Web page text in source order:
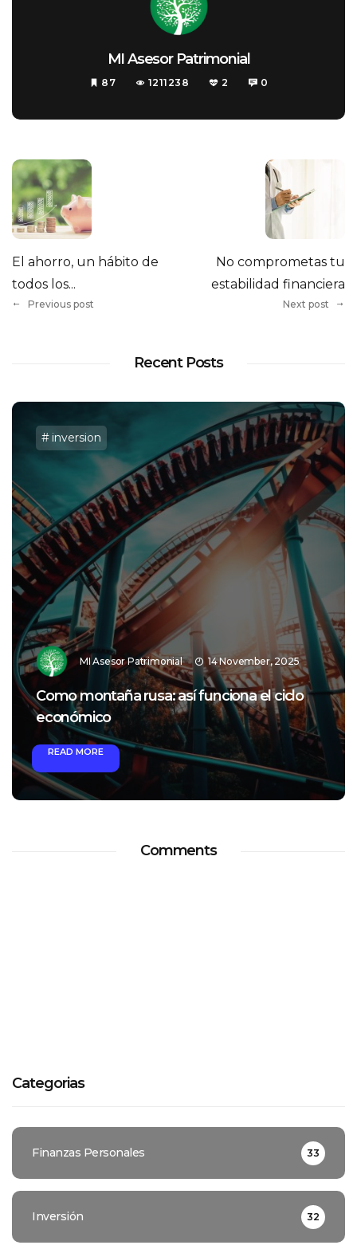
MI Asesor Patrimonial
87 1211238 2 0
El ahorro, un hábito de
todos los...
Previous post
No comprometas tu
estabilidad financiera
Next post
Recent Posts
inversion
MI Asesor Patrimonial 14 November, 2025
Como montaña rusa: así funciona el ciclo
económico
READ MORE
Comments
Categorias
Finanzas Personales 33
Inversión 32